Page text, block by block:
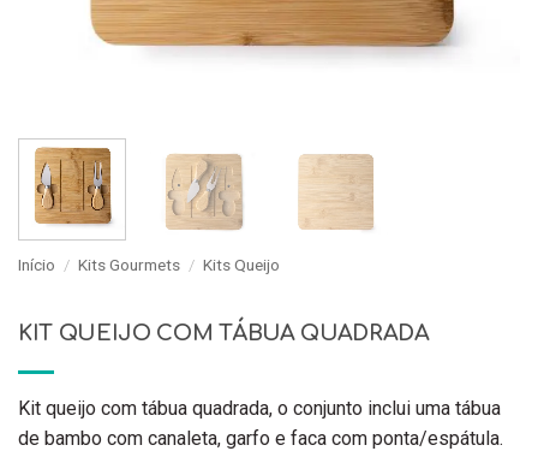
Início / Kits Gourmets / Kits Queijo
KIT QUEIJO COM TÁBUA QUADRADA
Kit queijo com tábua quadrada, o conjunto inclui uma tábua
de bambo com canaleta, garfo e faca com ponta/espátula.